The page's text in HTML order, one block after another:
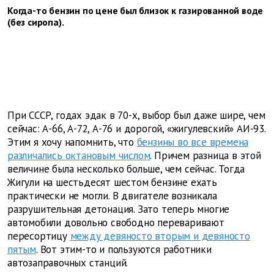
Когда-то бензин по цене был близок к газированной воде
(без сиропа).
При СССР, годах эдак в 70-х, выбор был даже шире, чем
сейчас: А-66, А-72, А-76 и дорогой, «жигулевский» АИ-93.
Этим я хочу напомнить, что бензины во все времена
различались октановым числом. Причем разница в этой
величине была несколько больше, чем сейчас. Тогда
Жигули на шестьдесят шестом бензине ехать
практически не могли. В двигателе возникала
разрушительная детонация. Зато теперь многие
автомобили довольно свободно переваривают
пересортицу между девяносто вторым и девяносто
пятым. Вот этим-то и пользуются работники
автозаправочных станций.